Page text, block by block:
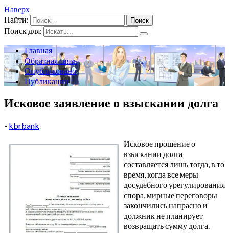
Наверх
Найти:
Поиск для:
Главная
Обратная связь
Опубликовано
Публикации
Исковое заявление о взыскании долга
- kbrbank
Исковое прошение о
взыскании долга
составляется лишь тогда, в то
время, когда все меры
досудебного урегулирования
спора, мирные переговоры
закончились напрасно и
должник не планирует
возвращать сумму долга.